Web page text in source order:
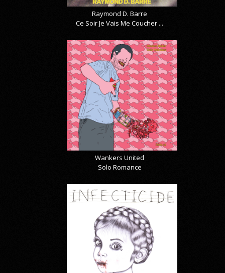
Raymond D. Barre
Ce Soir Je Vais Me Coucher ...
Wankers United
Solo Romance